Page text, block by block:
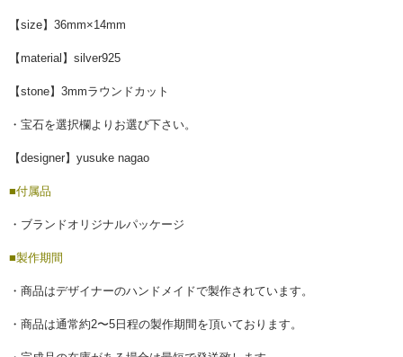
【size】36mm×14mm
【material】silver925
【stone】3mmラウンドカット
・宝石を選択欄よりお選び下さい。
【designer】yusuke nagao
■付属品
・ブランドオリジナルパッケージ
■製作期間
・商品はデザイナーのハンドメイドで製作されています。
・商品は通常約2〜5日程の製作期間を頂いております。